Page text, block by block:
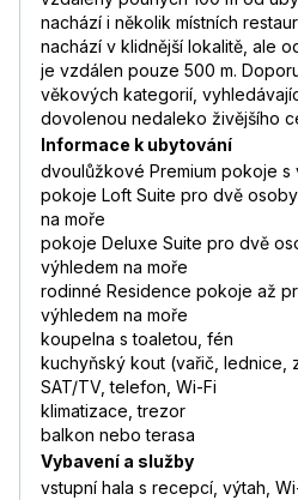
nachází i několik místních
nachází v klidnější lokalitě, ale
je vzdálen pouze 500 m.
věkových kategorií,
dovolenou nedaleko živějšího
Informace k ubytování
dvoulůžkové Premium pokoje s
pokoje Loft Suite pro dvě
na moře
pokoje Deluxe Suite pro dvě
výhledem na moře
rodinné Residence pokoje až
výhledem na moře
koupelna s toaletou, fén
kuchyňský kout (vařič, lednice,
SAT/TV, telefon, Wi-Fi
klimatizace, trezor
balkon nebo terasa
Vybavení a služby
vstupní hala s recepcí, výtah,